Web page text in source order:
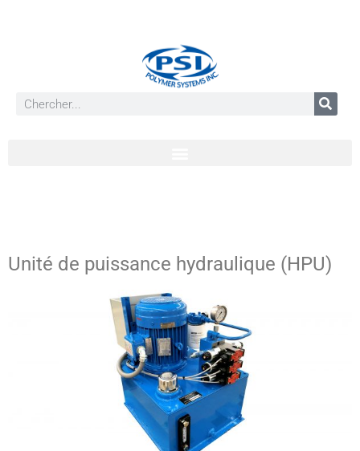
Unité de puissance hydraulique (HPU)